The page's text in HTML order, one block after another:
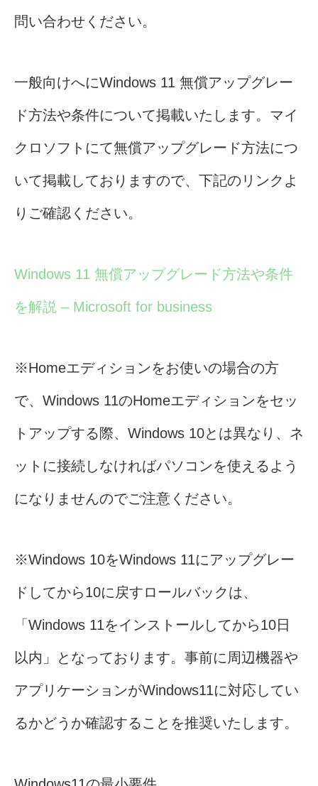
問い合わせください。
一般向けへにWindows 11 無償アップグレー
ド方法や条件について掲載いたします。マイ
クロソフトにて無償アップグレード方法につ
いて掲載しておりますので、下記のリンクよ
りご確認ください。
Windows 11 無償アップグレード方法や条件
を解説 – Microsoft for business
※Homeエディションをお使いの場合の方
で、Windows 11のHomeエディションをセッ
トアップする際、Windows 10とは異なり、ネ
ットに接続しなければパソコンを使えるよう
になりませんのでご注意ください。
※Windows 10をWindows 11にアップグレー
ドしてから10に戻すロールバックは、
「Windows 11をインストールしてから10日
以内」となっております。事前に周辺機器や
アプリケーションがWindows11に対応してい
るかどうか確認することを推奨いたします。